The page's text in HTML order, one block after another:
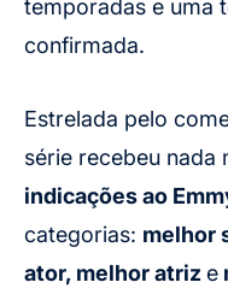
temporadas e uma
confirmada.
Estrelada pelo
série recebeu nada
indicações ao
categorias: melhor
ator, melhor atrize